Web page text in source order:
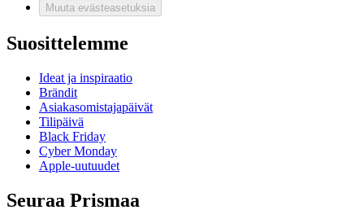
Muuta evästeasetuksia
Suosittelemme
Ideat ja inspiraatio
Brändit
Asiakasomistajapäivät
Tilipäivä
Black Friday
Cyber Monday
Apple-uutuudet
Seuraa Prismaa